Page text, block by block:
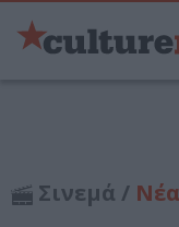
Σινεμά / Νέα